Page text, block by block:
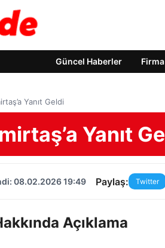
Güncel Haberler
Yanıt Geldi
Yanıt
08.02.2026 19:49 Paylaş: Twitter
Açıklama